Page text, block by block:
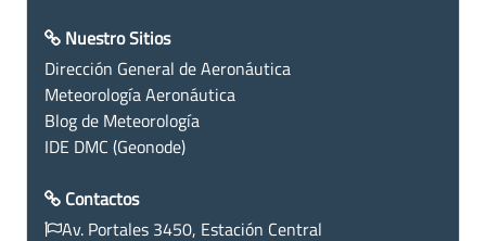
Nuestro Sitios
Dirección General de Aeronáutica
Meteorología Aeronáutica
Blog de Meteorología
IDE DMC (Geonode)
Contactos
Av. Portales 3450, Estación Central